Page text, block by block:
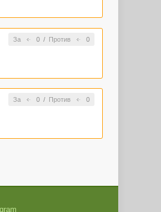
За 0/ Против 0
За 0/ Против 0